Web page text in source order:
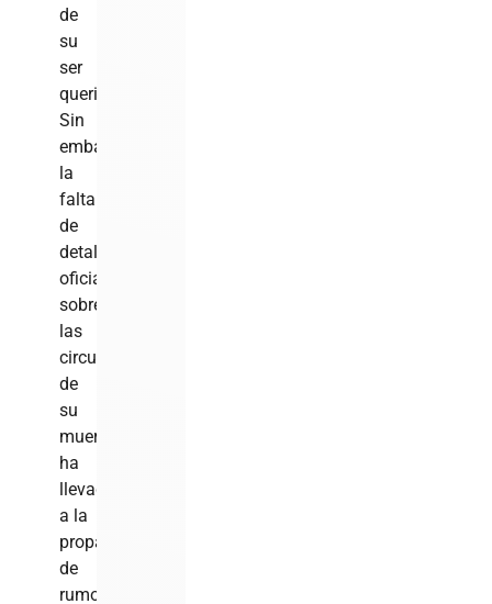
de
su
ser
querido.
Sin
embargo,
la
falta
de
detalles
oficiales
sobre
las
circunstancias
de
su
muerte
ha
llevado
a la
propagación
de
rumores